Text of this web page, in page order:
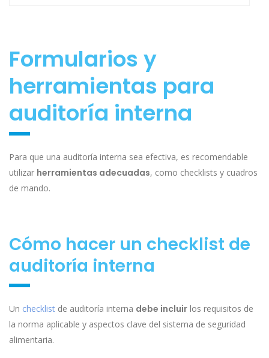
Formularios y
herramientas para
auditoría interna
Para que una auditoría interna sea efectiva, es recomendable
utilizar herramientas adecuadas, como checklists y cuadros
de mando.
Cómo hacer un checklist de
auditoría interna
Un checklist de auditoría interna debe incluir los requisitos de
la norma aplicable y aspectos clave del sistema de seguridad
alimentaria.